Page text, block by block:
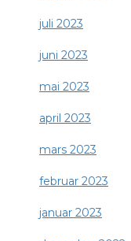
juli 2023
juni 2023
mai 2023
april 2023
mars 2023
februar 2023
januar 2023